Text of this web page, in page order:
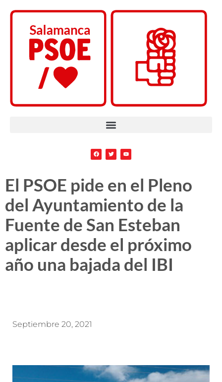
El PSOE pide en el Pleno
del Ayuntamiento de la
Fuente de San Esteban
aplicar desde el próximo
año una bajada del IBI
Septiembre 20, 2021